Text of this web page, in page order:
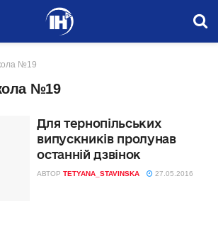
№19
№19
Для тернопільських
випускників пролунав
останній дзвінок
АВТОР TETYANA_STAVINSKA 27.05.2016